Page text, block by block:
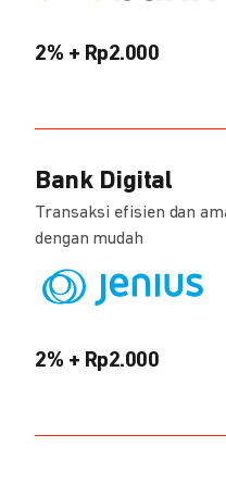
2% + Rp2.000
Bank Digital
Transaksi efisien dan
dengan mudah
2% + Rp2.000